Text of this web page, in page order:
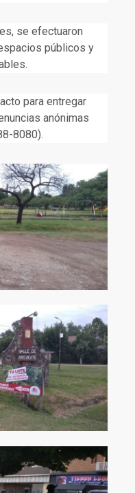
se efectuaron
públicos y
para entregar
anónimas
8080).